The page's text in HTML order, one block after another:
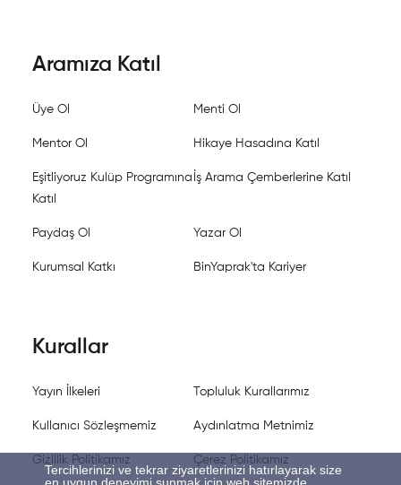
Tercihlerinizi ve tekrar ziyaretlerinizi hatırlayarak size
Aramıza Katıl
Üye Ol Menti Ol
Mentor Ol Hikaye Hasadına Katıl
Eşitliyoruz Kulüp Programına
Katıl
İş Arama Çemberlerine Katıl
Paydaş Ol Yazar Ol
Kurumsal Katkı BinYaprak'ta Kariyer
Kurallar
Yayın İlkeleri Topluluk Kurallarımız
Kullanıcı Sözleşmemiz Aydınlatma Metnimiz
Gizlilik Politikamız Çerez Politikamız